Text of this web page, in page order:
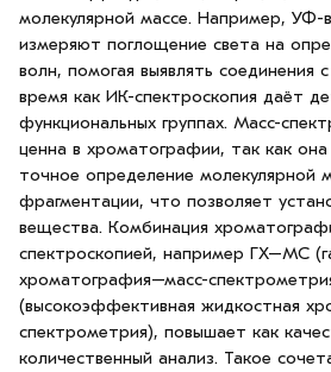
молекулярной массе. Например, УФ-
измеряют поглощение света на
волн, помогая выявлять
время как ИК-спектроскопия даёт
функциональных группах. Масс-
ценна в хроматографии, так как она
точное определение молекулярной
фрагментации, что позволяет
вещества. Комбинация
спектроскопией, например ГХ–МС
хроматография–масс-
(высокоэффективная жидкостная
спектрометрия), повышает как
количественный анализ. Такое